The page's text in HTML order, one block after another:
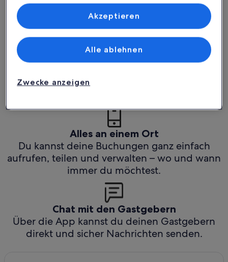
Immer in Verbindung
Du hast all deine Buchungsdetails immer
griffbereit, auch ohne WLAN!
Unser Kundenservice ist rund um die Uhr,
Alles an einem Ort
Du kannst deine Buchungen ganz einfach
aufrufen, teilen und verwalten – wo und wann
immer du möchtest.
Chat mit den Gastgebern
Über die App kannst du deinen Gastgebern
direkt und sicher Nachrichten senden.
Inhalte, Messung von Werbeleistung und der Performance von Inhalten,
Zielgruppenforschung sowie Entwicklung und Verbesserung von
Liste der Partner (Lieferanten)
Zwecke anzeigen
Alle ablehnen
Akzeptieren